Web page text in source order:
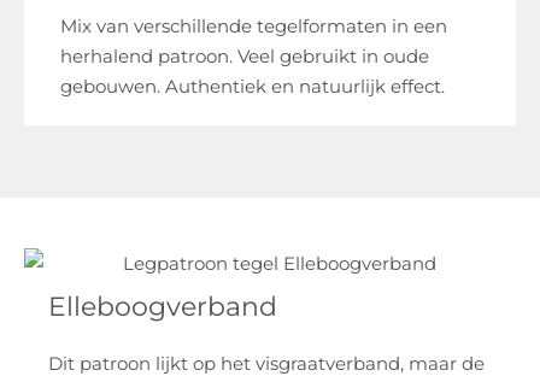
Mix van verschillende tegelformaten in een
herhalend patroon. Veel gebruikt in oude
gebouwen. Authentiek en natuurlijk effect.
Elleboogverband
Dit patroon lijkt op het visgraatverband, maar de